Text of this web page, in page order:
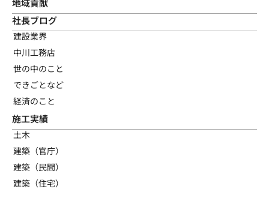
地域貢献
社長ブログ
建設業界
中川工務店
世の中のこと
できごとなど
経済のこと
施工実績
土木
建築（官庁）
建築（民間）
建築（住宅）